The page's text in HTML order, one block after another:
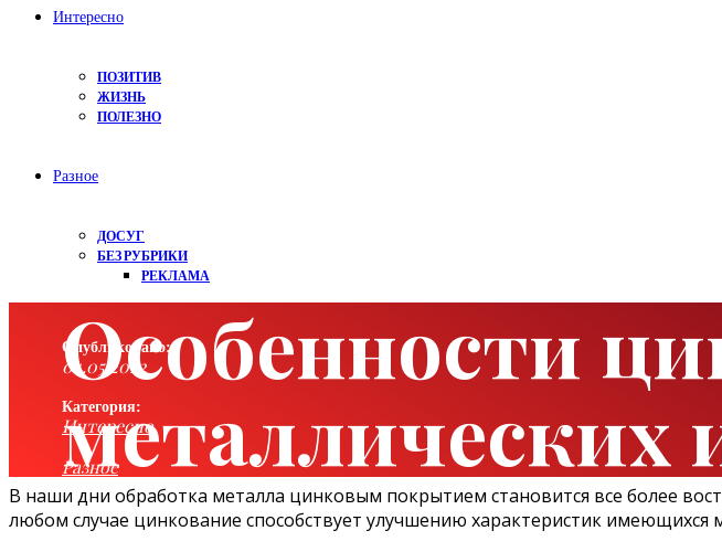
Интересно
ПОЗИТИВ
ЖИЗНЬ
ПОЛЕЗНО
Разное
ДОСУГ
БЕЗ РУБРИКИ
РЕКЛАМА
Особенности
металлических
Опубликовано:
04.05.2022
Категория:
Интересно
Разное
В наши дни обработка металла цинковым покрытием становится все более
любом случае цинкование способствует улучшению характеристик имеющихся